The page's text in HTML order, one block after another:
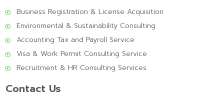
Business Registration & License Acquisition
Environmental & Sustainability Consulting
Accounting Tax and Payroll Service
Visa & Work Permit Consulting Service
Recruitment & HR Consulting Services
Contact Us